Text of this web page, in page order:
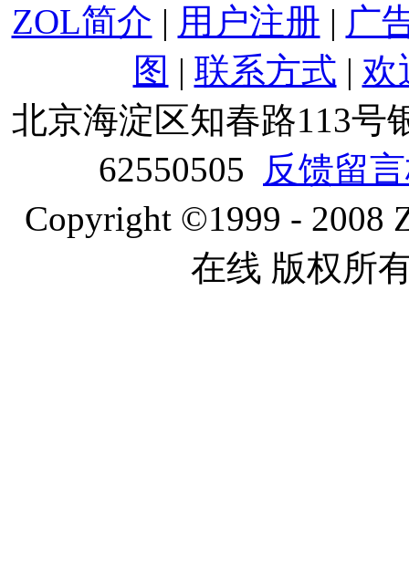
ZOL简介 | 用户注册 | 广
图 | 联系方式 | 欢
北京海淀区知春路113号
62550505
反馈留
Copyright ©1999 - 2008
在线 版权所